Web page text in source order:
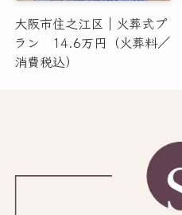
大阪市住之江区｜火葬式プ
ラン 14.6万円（火葬料／
消費税込）